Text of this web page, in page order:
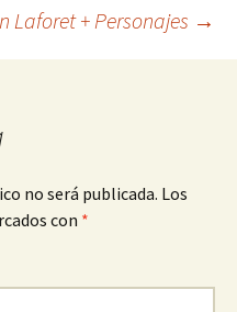
Laforet + Personajes →
no será publicada. Los
con *